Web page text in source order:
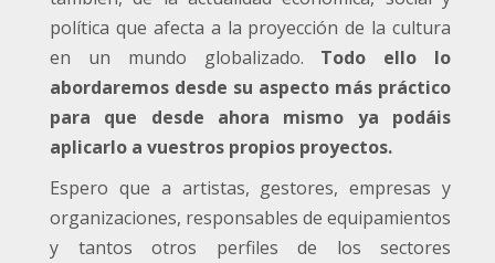
política que afecta a la proyección de la cultura
en un mundo globalizado. Todo ello lo
abordaremos desde su aspecto más práctico
para que desde ahora mismo ya podáis
aplicarlo a vuestros propios proyectos.
Espero que a artistas, gestores, empresas y
organizaciones, responsables de equipamientos
y tantos otros perfiles de los sectores